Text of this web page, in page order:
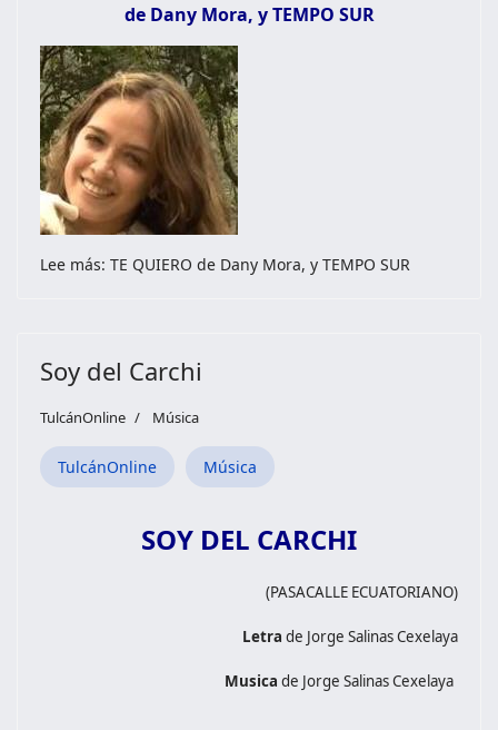
de Dany Mora, y TEMPO SUR
Lee más: TE QUIERO de Dany Mora, y TEMPO SUR
Soy del Carchi
TulcánOnline Música
TulcánOnline Música
SOY DEL CARCHI
(PASACALLE ECUATORIANO)
Letra de Jorge Salinas Cexelaya
Musica de Jorge Salinas Cexelaya